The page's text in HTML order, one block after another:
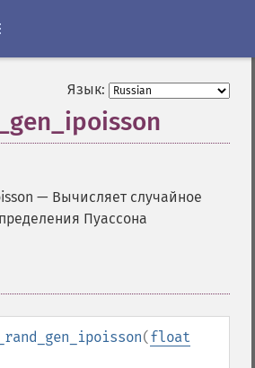
Язык:
— Вычисляет случайное
Пуассона
(float